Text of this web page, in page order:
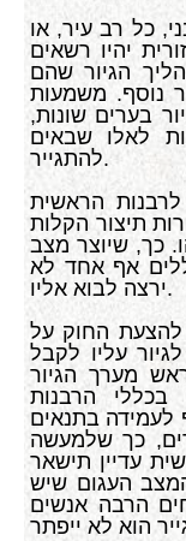
כל רב עיר, או
יהיו רשאים
הגיור שהם
נוסף. משמעות
בערים שונות,
לאלו שבאים
להתגייר.
הראשית
תיצור הקלות
כך, שיוצר מצב
אף אחד לא
ירצה לבוא אליו.
להצעת החוק על
עליו לקבל
מערך הגיור
בכללי הרבנות
לעמידה בתנאים
כך שלמעשה
עדיין תישאר
העגום שיש
הרבה אנשים